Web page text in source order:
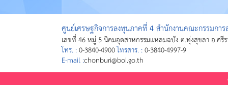
ศูนย์เศรษฐกิจการลงทุนภาคที่ 4 สำนักงานคณะกรรมการ
เลขที่ 46 หมู่ 5 นิคมอุตสาหกรรมแหลมฉบัง ต.ทุ่งสุขลา อ.ศรี
โทร. :0-3840-4900โทรสาร. :0-3840-4997-9
E-mail :chonburi@boi.go.th